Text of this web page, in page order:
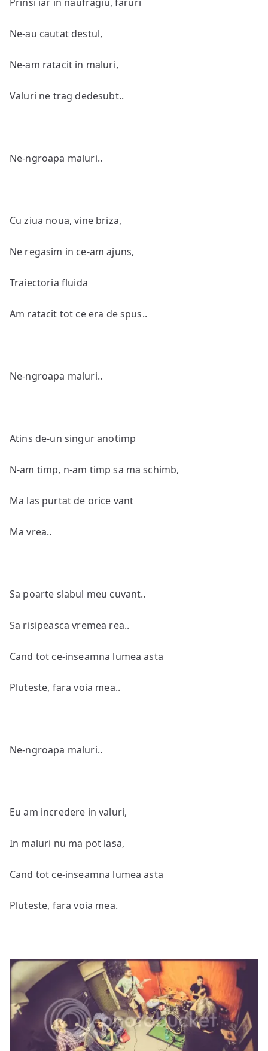
Ne-au cautat destul,
Ne-am ratacit in maluri,
Valuri ne trag dedesubt..
Ne-ngroapa maluri..
Cu ziua noua, vine briza,
Ne regasim in ce-am ajuns,
Traiectoria fluida
Am ratacit tot ce era de spus..
Ne-ngroapa maluri..
Atins de-un singur anotimp
N-am timp, n-am timp sa ma schimb,
Ma las purtat de orice vant
Ma vrea..
Sa poarte slabul meu cuvant..
Sa risipeasca vremea rea..
Cand tot ce-inseamna lumea asta
Pluteste, fara voia mea..
Ne-ngroapa maluri..
Eu am incredere in valuri,
In maluri nu ma pot lasa,
Cand tot ce-inseamna lumea asta
Pluteste, fara voia mea.